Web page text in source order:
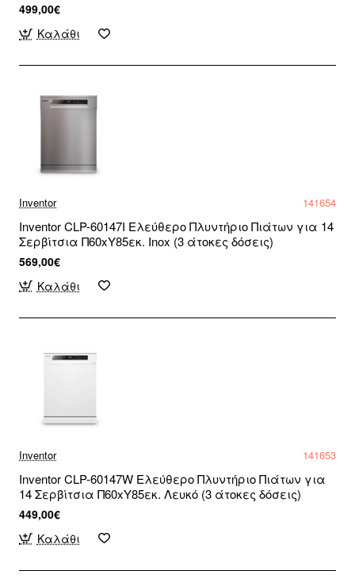
499,00€
Καλάθι
Inventor 141654
Inventor CLP-60147I Ελεύθερο Πλυντήριο Πιάτων για 14
Σερβίτσια Π60xY85εκ. Inox (3 άτοκες δόσεις)
569,00€
Καλάθι
Inventor 141653
Inventor CLP-60147W Ελεύθερο Πλυντήριο Πιάτων για
14 Σερβίτσια Π60xY85εκ. Λευκό (3 άτοκες δόσεις)
449,00€
Καλάθι